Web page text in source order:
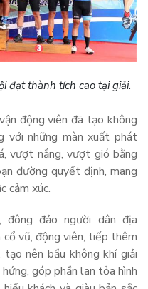
đạt thành tích cao tại giải.
động viên đã tạo không
với những màn xuất phát
vượt nắng, vượt gió bằng
đường quyết định, mang
cảm xúc.
đông đảo người dân địa
vũ, động viên, tiếp thêm
nên bầu không khí giải
góp phần lan tỏa hình